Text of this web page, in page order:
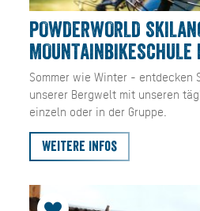
POWDERWORLD
MOUNTAINBIKESCHULE
Sommer wie Winter - entdecken
unserer Bergwelt mit unseren
einzeln oder in der Gruppe.
Weitere Infos